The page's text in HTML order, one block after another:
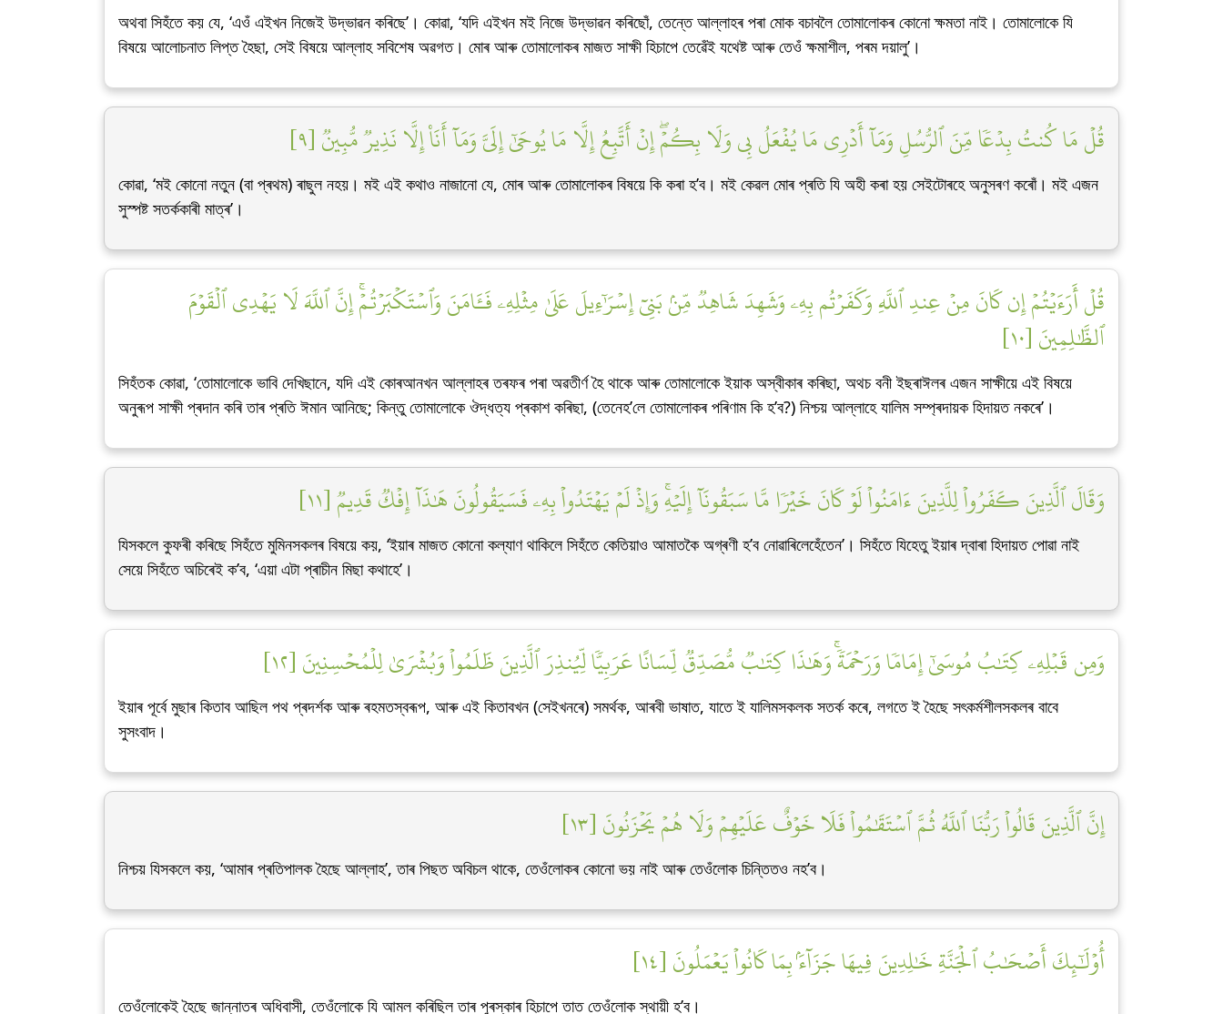
অথবা সিহঁতে কয় যে, ‘এওঁ এইখন নিজেই উদ্ভাৱন কৰিছে’। কোৱা, ‘যদি এইখন মই নিজে উদ্ভাৱন কৰিছোঁ, তেন্তে আল্লাহৰ পৰা মোক বচাবলৈ তোমালোকৰ কোনো ক্ষমতা নাই। তোমালোকে যি
বিষয়ে আলোচনাত লিপ্ত হৈছা, সেই বিষয়ে আল্লাহ সবিশেষ অৱগত। মোৰ আৰু তোমালোকৰ মাজত সাক্ষী হিচাপে তেৱেঁই যথেষ্ট আৰু তেওঁ ক্ষমাশীল, পৰম দয়ালু’।
قُلۡ مَا كُنتُ بِدۡعٗا مِّنَ ٱلرُّسُلِ وَمَآ أَدۡرِي مَا يُفۡعَلُ بِي وَلَا بِكُمۡۖ إِنۡ أَتَّبِعُ إِلَّا مَا يُوحَىٰٓ إِلَيَّ وَمَآ أَنَا۠ إِلَّا نَذِيرٞ مُّبِينٞ [٩]
কোৱা, ‘মই কোনো নতুন (বা প্ৰথম) ৰাছুল নহয়। মই এই কথাও নাজানো যে, মোৰ আৰু তোমালোকৰ বিষয়ে কি কৰা হ’ব। মই কেৱল মোৰ প্ৰতি যি অহী কৰা হয় সেইটোৰহে অনুসৰণ কৰোঁ। মই এজন
সুস্পষ্ট সতৰ্ককাৰী মাত্ৰ’।
قُلۡ أَرَءَيۡتُمۡ إِن كَانَ مِنۡ عِندِ ٱللَّهِ وَكَفَرۡتُم بِهِۦ وَشَهِدَ شَاهِدٞ مِّنۢ بَنِيٓ إِسۡرَٰٓءِيلَ عَلَىٰ مِثۡلِهِۦ فَـَٔامَنَ وَٱسۡتَكۡبَرۡتُمۡۚ إِنَّ ٱللَّهَ لَا يَهۡدِي ٱلۡقَوۡمَ
ٱلظَّٰلِمِينَ [١٠]
সিহঁতক কোৱা, ‘তোমালোকে ভাবি দেখিছানে, যদি এই কোৰআনখন আল্লাহৰ তৰফৰ পৰা অৱতীৰ্ণ হৈ থাকে আৰু তোমালোকে ইয়াক অস্বীকাৰ কৰিছা, অথচ বনী ইছৰাঈলৰ এজন সাক্ষীয়ে এই বিষয়ে
অনুৰূপ সাক্ষী প্ৰদান কৰি তাৰ প্ৰতি ঈমান আনিছে; কিন্তু তোমালোকে ঔদ্ধত্য প্ৰকাশ কৰিছা, (তেনেহ’লে তোমালোকৰ পৰিণাম কি হ’ব?) নিশ্চয় আল্লাহে যালিম সম্প্ৰদায়ক হিদায়ত নকৰে’।
وَقَالَ ٱلَّذِينَ كَفَرُواْ لِلَّذِينَ ءَامَنُواْ لَوۡ كَانَ خَيۡرٗا مَّا سَبَقُونَآ إِلَيۡهِۚ وَإِذۡ لَمۡ يَهۡتَدُواْ بِهِۦ فَسَيَقُولُونَ هَٰذَآ إِفۡكٞ قَدِيمٞ [١١]
যিসকলে কুফৰী কৰিছে সিহঁতে মুমিনসকলৰ বিষয়ে কয়, ‘ইয়াৰ মাজত কোনো কল্যাণ থাকিলে সিহঁতে কেতিয়াও আমাতকৈ অগ্ৰণী হ’ব নোৱাৰিলেহেঁতেন’। সিহঁতে যিহেতু ইয়াৰ দ্বাৰা হিদায়ত পোৱা নাই
সেয়ে সিহঁতে অচিৰেই ক’ব, ‘এয়া এটা প্ৰাচীন মিছা কথাহে’।
وَمِن قَبۡلِهِۦ كِتَٰبُ مُوسَىٰٓ إِمَامٗا وَرَحۡمَةٗۚ وَهَٰذَا كِتَٰبٞ مُّصَدِّقٞ لِّسَانًا عَرَبِيّٗا لِّيُنذِرَ ٱلَّذِينَ ظَلَمُواْ وَبُشۡرَىٰ لِلۡمُحۡسِنِينَ [١٢]
ইয়াৰ পূৰ্বে মুছাৰ কিতাব আছিল পথ প্ৰদৰ্শক আৰু ৰহমতস্বৰূপ, আৰু এই কিতাবখন (সেইখনৰে) সমৰ্থক, আৰবী ভাষাত, যাতে ই যালিমসকলক সতৰ্ক কৰে, লগতে ই হৈছে সৎকৰ্মশীলসকলৰ বাবে
সুসংবাদ।
إِنَّ ٱلَّذِينَ قَالُواْ رَبُّنَا ٱللَّهُ ثُمَّ ٱسۡتَقَٰمُواْ فَلَا خَوۡفٌ عَلَيۡهِمۡ وَلَا هُمۡ يَحۡزَنُونَ [١٣]
নিশ্চয় যিসকলে কয়, ‘আমাৰ প্ৰতিপালক হৈছে আল্লাহ’, তাৰ পিছত অবিচল থাকে, তেওঁলোকৰ কোনো ভয় নাই আৰু তেওঁলোক চিন্তিতও নহ’ব।
أُوْلَٰٓئِكَ أَصۡحَٰبُ ٱلۡجَنَّةِ خَٰلِدِينَ فِيهَا جَزَآءَۢ بِمَا كَانُواْ يَعۡمَلُونَ [١٤]
তেওঁলোকেই হৈছে জান্নাতৰ অধিবাসী, তেওঁলোকে যি আমল কৰিছিল তাৰ পুৰস্কাৰ হিচাপে তাত তেওঁলোক স্থায়ী হ’ব।